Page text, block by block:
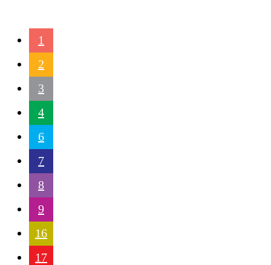
1
2
3
4
6
7
8
9
16
17